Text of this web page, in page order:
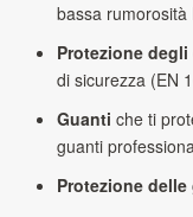
bassa rumorosità
Protezione
di sicurezza (EN
Guanti che ti
guanti
Protezione delle